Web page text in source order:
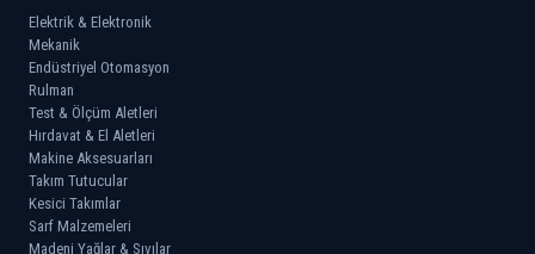
Elektrik & Elektronik
Mekanik
Endüstriyel Otomasyon
Rulman
Test & Ölçüm Aletleri
Hırdavat & El Aletleri
Makine Aksesuarları
Takım Tutucular
Kesici Takımlar
Sarf Malzemeleri
Madeni Yağlar & Sıvılar